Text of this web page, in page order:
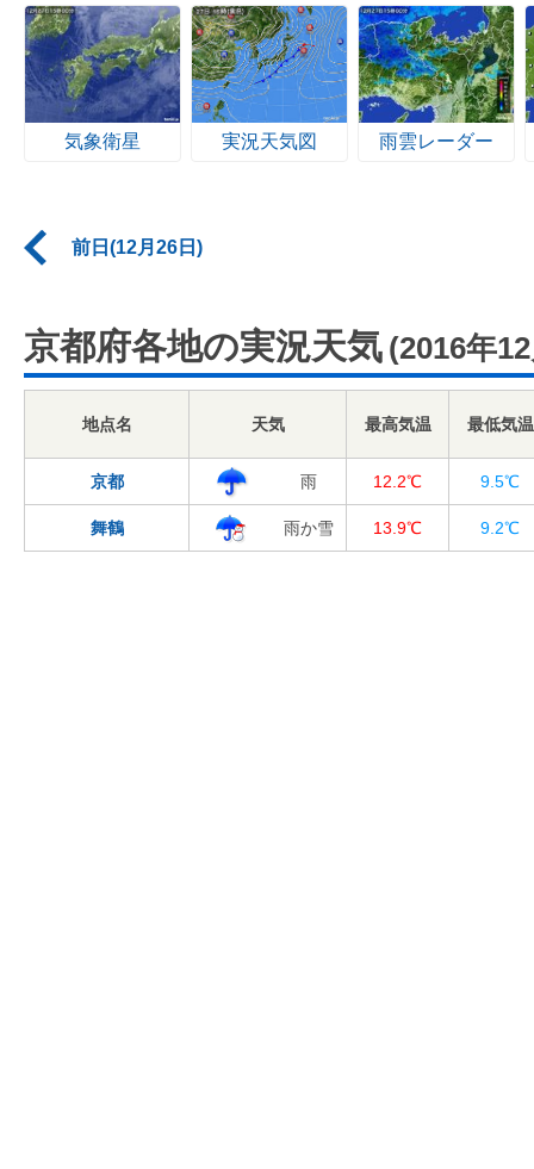
気象衛星 実況天気図 雨雲レーダー
前日(12月26日)
京都府各地の実況天気 (2016年
地点名 天気 最高気温 最低気温
京都 雨 12.2℃ 9.5℃
舞鶴 雨か雪 13.9℃ 9.2℃